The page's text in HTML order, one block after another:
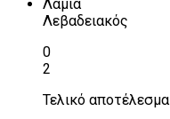
Λαμία
Λεβαδειακός
0
2
Τελικό αποτέλεσμα